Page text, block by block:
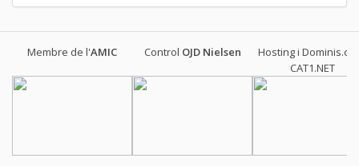
Membre de l'AMIC Control OJD Nielsen
Hosting i
CAT1.NET